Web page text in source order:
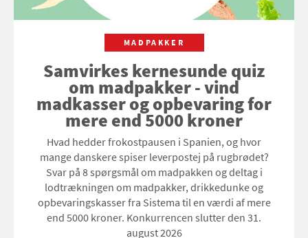
MADPAKKER
Samvirkes kernesunde quiz
om madpakker - vind
madkasser og opbevaring for
mere end 5000 kroner
Hvad hedder frokostpausen i Spanien, og hvor
mange danskere spiser leverpostej på rugbrødet?
Svar på 8 spørgsmål om madpakken og deltag i
lodtrækningen om madpakker, drikkedunke og
opbevaringskasser fra Sistema til en værdi af mere
end 5000 kroner. Konkurrencen slutter den 31.
august 2026